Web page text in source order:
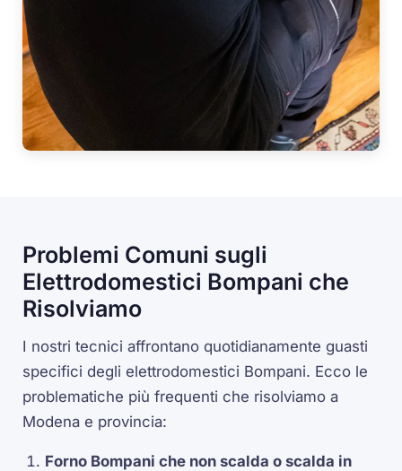
Problemi Comuni sugli
Elettrodomestici Bompani che
Risolviamo
I nostri tecnici affrontano quotidianamente guasti
specifici degli elettrodomestici Bompani. Ecco le
problematiche più frequenti che risolviamo a
Modena e provincia:
Forno Bompani che non scalda o scalda in